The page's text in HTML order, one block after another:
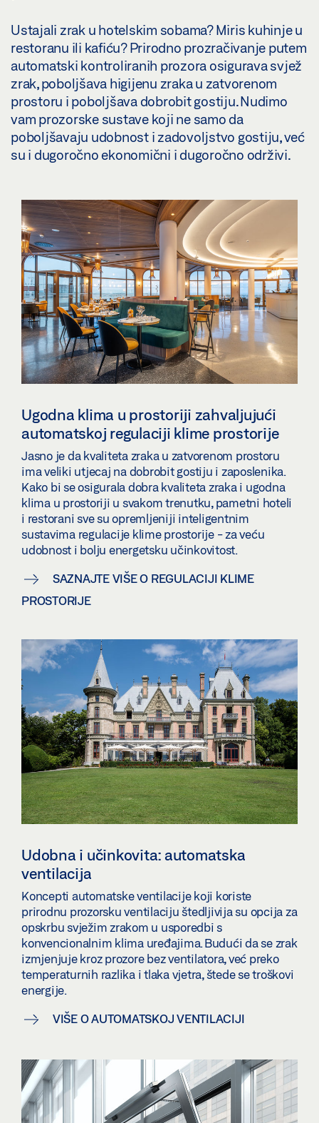
Ustajali zrak u hotelskim sobama? Miris kuhinje u
restoranu ili kafiću? Prirodno prozračivanje putem
automatski kontroliranih prozora osigurava svjež
zrak, poboljšava higijenu zraka u zatvorenom
prostoru i poboljšava dobrobit gostiju. Nudimo
vam prozorske sustave koji ne samo da
poboljšavaju udobnost i zadovoljstvo gostiju, već
su i dugoročno ekonomični i dugoročno održivi.
Ugodna klima u prostoriji zahvaljujući
automatskoj regulaciji klime prostorije
Jasno je da kvaliteta zraka u zatvorenom prostoru
ima veliki utjecaj na dobrobit gostiju i zaposlenika.
Kako bi se osigurala dobra kvaliteta zraka i ugodna
klima u prostoriji u svakom trenutku, pametni hoteli
i restorani sve su opremljeniji inteligentnim
sustavima regulacije klime prostorije - za veću
udobnost i bolju energetsku učinkovitost.
SAZNAJTE VIŠE O REGULACIJI KLIME
PROSTORIJE
Udobna i učinkovita: automatska
ventilacija
Koncepti automatske ventilacije koji koriste
prirodnu prozorsku ventilaciju štedljivija su opcija za
opskrbu svježim zrakom u usporedbi s
konvencionalnim klima uređajima. Budući da se zrak
izmjenjuje kroz prozore bez ventilatora, već preko
temperaturnih razlika i tlaka vjetra, štede se troškovi
energije.
VIŠE O AUTOMATSKOJ VENTILACIJI